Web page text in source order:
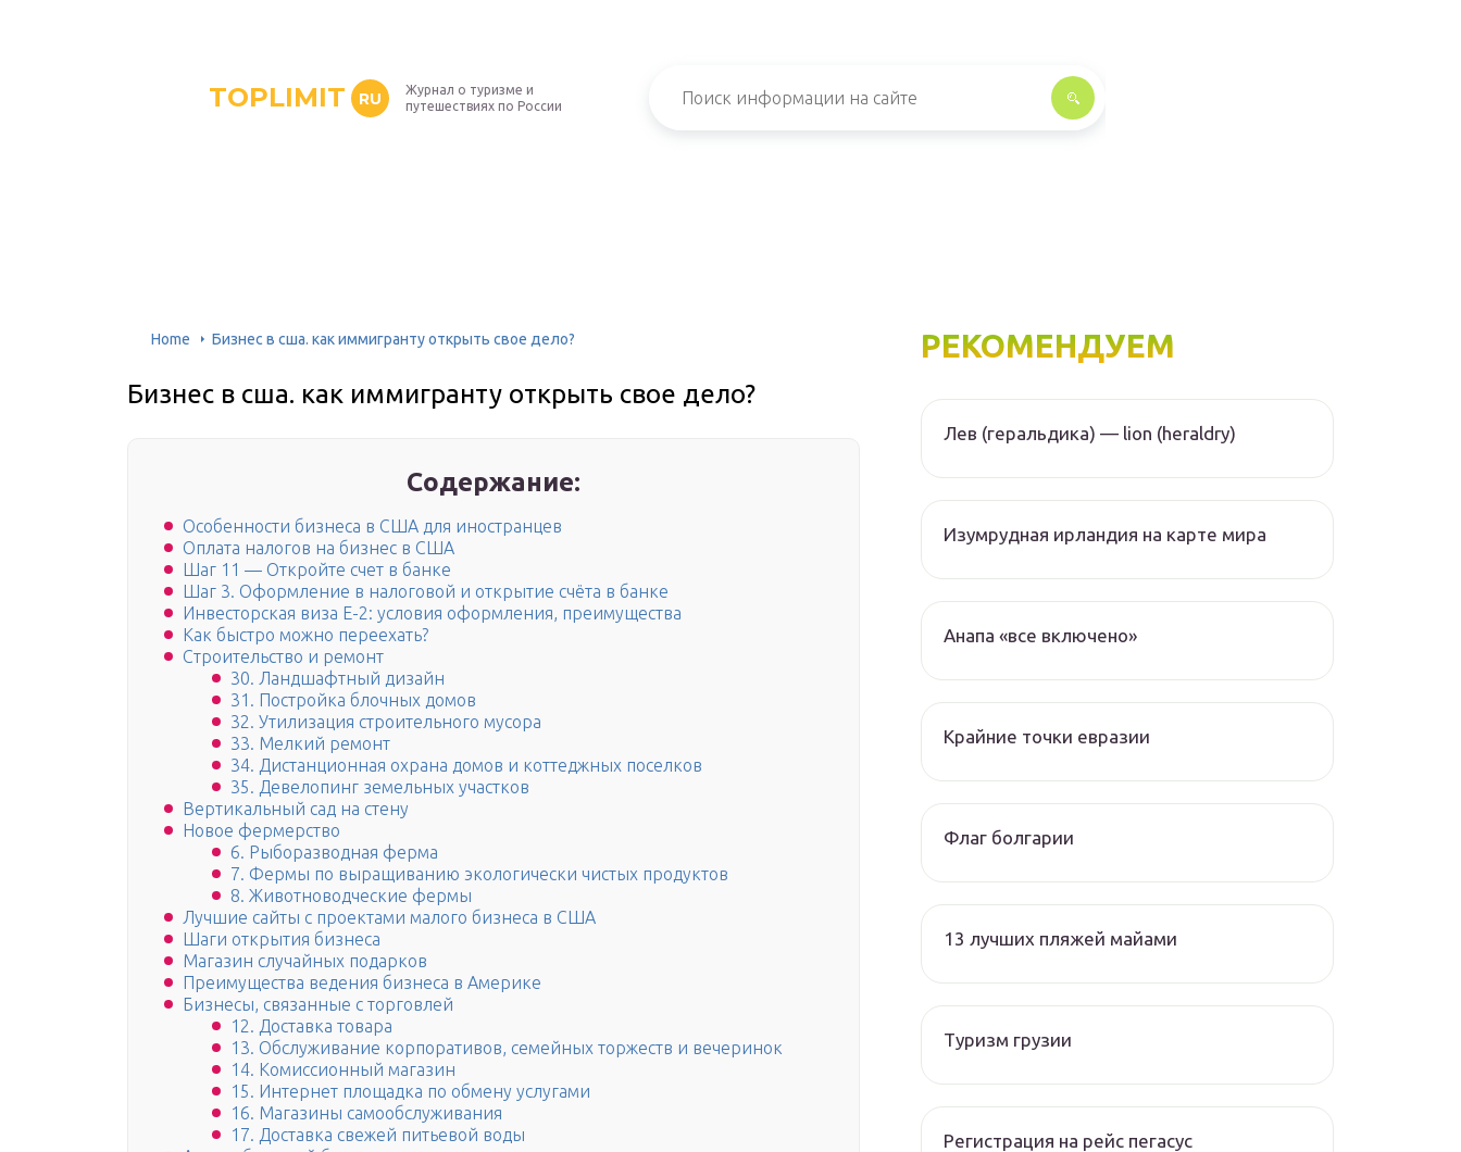
TOPLIMIT RU
Журнал о туризме и
путешествиях по России
Home Бизнес в сша. как иммигранту открыть свое дело?
Бизнес в сша. как иммигранту открыть свое дело?
Содержание:
Особенности бизнеса в США для иностранцев
Оплата налогов на бизнес в США
Шаг 11 — Откройте счет в банке
Шаг 3. Оформление в налоговой и открытие счёта в банке
Инвесторская виза Е-2: условия оформления, преимущества
Как быстро можно переехать?
Строительство и ремонт
30. Ландшафтный дизайн
31. Постройка блочных домов
32. Утилизация строительного мусора
33. Мелкий ремонт
34. Дистанционная охрана домов и коттеджных поселков
35. Девелопинг земельных участков
Вертикальный сад на стену
Новое фермерство
6. Рыборазводная ферма
7. Фермы по выращиванию экологически чистых продуктов
8. Животноводческие фермы
Лучшие сайты с проектами малого бизнеса в США
Шаги открытия бизнеса
Магазин случайных подарков
Преимущества ведения бизнеса в Америке
Бизнесы, связанные с торговлей
12. Доставка товара
13. Обслуживание корпоративов, семейных торжеств и вечеринок
14. Комиссионный магазин
15. Интернет площадка по обмену услугами
16. Магазины самообслуживания
17. Доставка свежей питьевой воды
РЕКОМЕНДУЕМ
Лев (геральдика) — lion (heraldry)
Изумрудная ирландия на карте мира
Анапа «все включено»
Крайние точки евразии
Флаг болгарии
13 лучших пляжей майами
Туризм грузии
Регистрация на рейс пегасус